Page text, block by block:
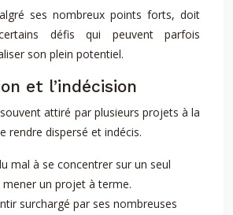
ses nombreux points forts, doit
défis qui peuvent parfois
son plein potentiel.
et l’indécision
attiré par plusieurs projets à la
rendre dispersé et indécis.
mal à se concentrer sur un seul
un projet à terme.
surchargé par ses nombreuses